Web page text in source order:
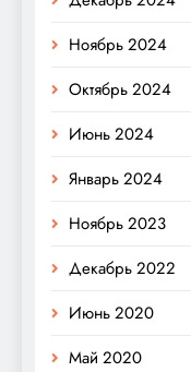
Ноябрь 2024
Октябрь 2024
Июнь 2024
Январь 2024
Ноябрь 2023
Декабрь 2022
Июнь 2020
Май 2020